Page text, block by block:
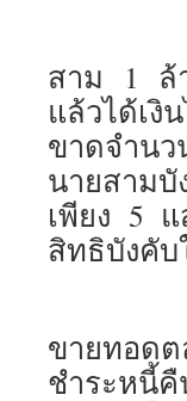
ตัวอย่
สาม 1 ล้
แล้วได้เงิ
ขาดจำน
นายสามบั
เพียง 5
สิทธิบังคั
4. ใน
ขายทอดต
ชำระหนี้คื